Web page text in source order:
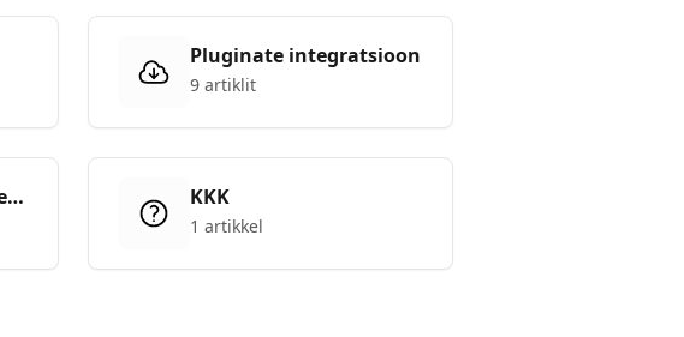
Pluginate integratsioon
9 artiklit
KKK
1 artikkel